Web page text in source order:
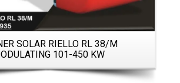
SOLAR RIELLO RL 38/M
101-450 KW